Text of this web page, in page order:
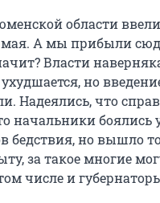
области
мая. А мы прибыли
Власти
но
Надеялись, что
начальники боялись
бедствия, но вышло
за такое многие
числе и